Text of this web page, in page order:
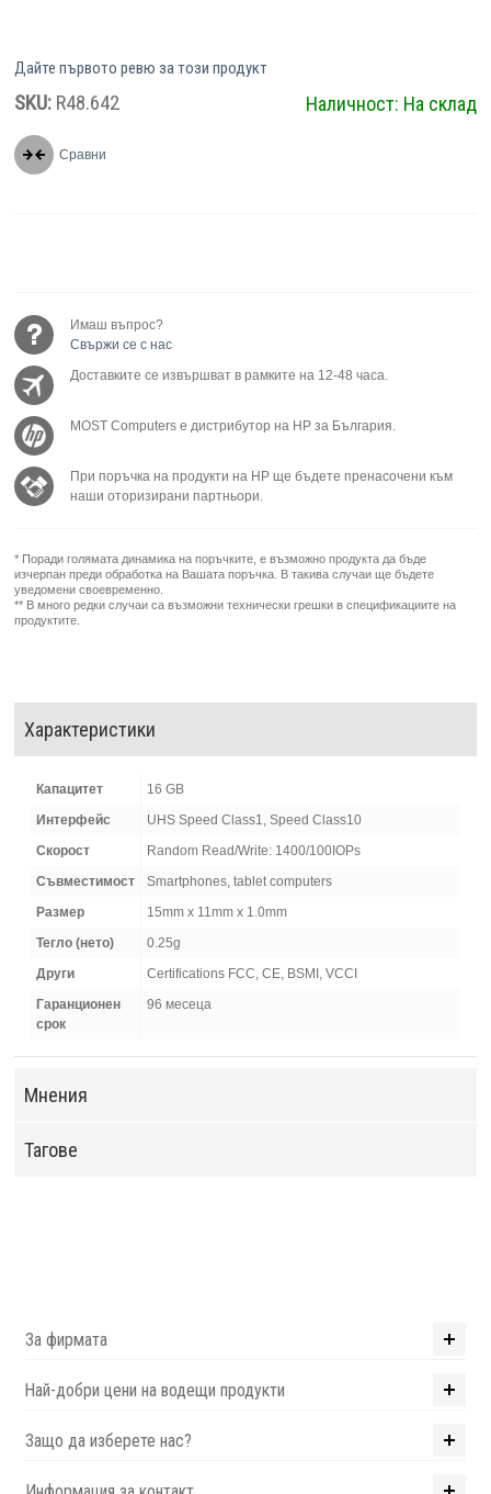
Дайте първото ревю за този продукт
SKU: R48.642 Наличност: На склад
Сравни
Имаш въпрос?
Свържи се с нас
Доставките се извършват в рамките на 12-48 часа.
MOST Computers е дистрибутор на HP за България.
При поръчка на продукти на HP ще бъдете пренасочени към
наши оторизирани партньори.
* Поради голямата динамика на поръчките, е възможно продукта да бъде
изчерпан преди обработка на Вашата поръчка. В такива случаи ще бъдете
уведомени своевременно.
** В много редки случаи са възможни технически грешки в спецификациите на
продуктите.
Характеристики
Капацитет
16 GB
Интерфейс
UHS Speed Class1, Speed Class10
Скорост
Random Read/Write: 1400/100IOPs
Съвместимост
Smartphones, tablet computers
Размер
15mm x 11mm x 1.0mm
Тегло (нето)
0.25g
Други
Certifications FCC, CE, BSMI, VCCI
Гаранционен
срок
96 месеца
Мнения
Тагове
За фирмата
Най-добри цени на водещи продукти
Защо да изберете нас?